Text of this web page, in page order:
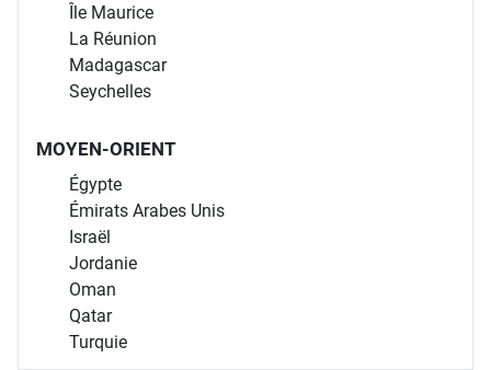
Île Maurice
La Réunion
Madagascar
Seychelles
MOYEN-ORIENT
Égypte
Émirats Arabes Unis
Israël
Jordanie
Oman
Qatar
Turquie